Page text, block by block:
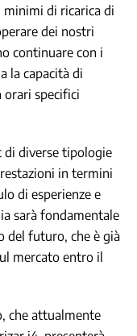
di ricarica di
dei nostri
continuare con i
la capacità di
specifici
di diverse tipologie
in termini
di esperienze e
sarà fondamentale
del futuro, che è già
mercato entro il
che attualmente